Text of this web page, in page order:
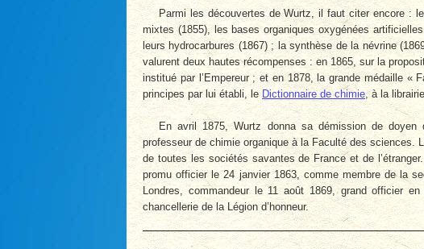
Parmi les découvertes de Wurtz, il faut citer encore :
mixtes (1855), les bases organiques oxygénées
leurs hydrocarbures (1867) ; la synthèse de la névrine
valurent deux hautes récompenses : en 1865, sur la
institué par l’Empereur ; et en 1878, la grande médaille «
principes par lui établi, leDictionnaire de chimie, à la
En avril 1875, Wurtz donna sa démission de
professeur de chimie organique à la Faculté des
de toutes les sociétés savantes de France et de
promu officier le 24 janvier 1863, comme membre de la
Londres, commandeur le 11 août 1869, grand officier
chancellerie de la Légion d’honneur.